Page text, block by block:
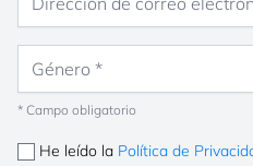
* Campo obligatorio
He leído la Política de